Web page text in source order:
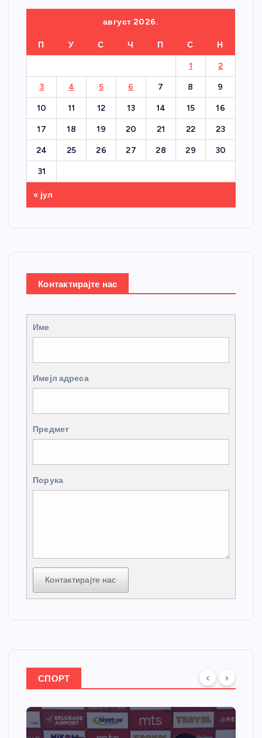
август 2026.
П У С Ч П С Н
1 2
3 4 5 6 7 8 9
10 11 12 13 14 15 16
17 18 19 20 21 22 23
24 25 26 27 28 29 30
31
« јул
Контактирајте нас
Име
Имејл адреса
Предмет
Порука
Контактирајте нас
СПОРТ